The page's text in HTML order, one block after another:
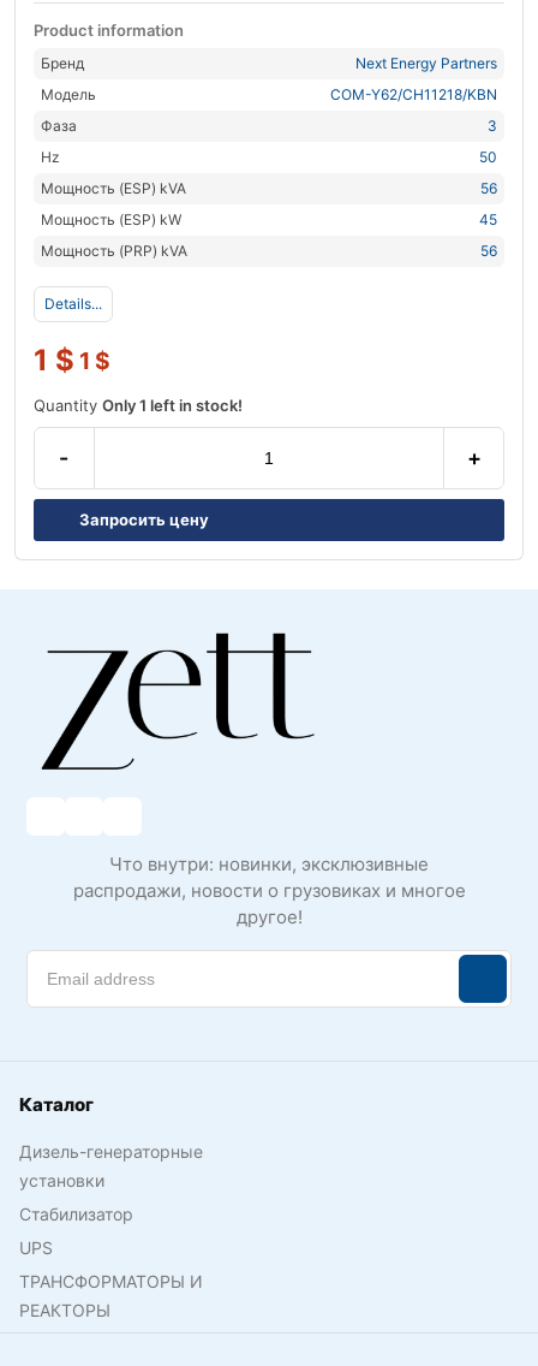
Product information
Бренд
Next Energy Partners
Модель
COM-Y62/CH11218/KBN
Фаза
3
Hz
50
Мощность (ESP) kVA
56
Мощность (ESP) kW
45
Мощность (PRP) kVA
56
Details...
1 $ 1 $
Quantity Only 1 left in stock!
- +
Запросить цену
Что внутри: новинки, эксклюзивные
распродажи, новости о грузовиках и многое
другое!
Каталог
Дизель-генераторные
установки
Стабилизатор
UPS
ТРАНСФОРМАТОРЫ И
РЕАКТОРЫ